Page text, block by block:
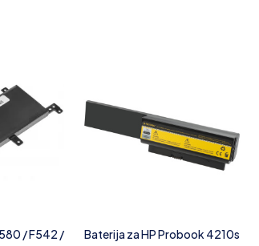
/ F542 /
Baterija za HP Probook 4210s